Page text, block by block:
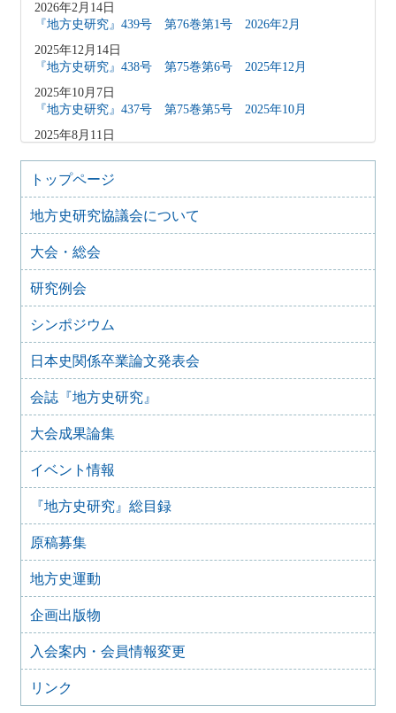
2026年2月14日
『地方史研究』439号 第76巻第1号 2026年2月
2025年12月14日
『地方史研究』438号 第75巻第6号 2025年12月
2025年10月7日
『地方史研究』437号 第75巻第5号 2025年10月
2025年8月11日
2025年8月10日
「原稿募集」を変更致しました
2025年6月9日
『地方史研究』435号 第75巻第3号 2025年6月
2025年4月9日
『地方史研究』434号 第75巻第2号 2025年4月
2025年2月10日
『地方史研究』433号 第75巻第1号 2025年2月
『地方史研究』432号 第74巻第6号 2024年12月
2024年11月21日
『地方史研究』431号 第74巻第5号 2024年10月
2024年11月20日
『地方史研究』430号 第74巻第4号 2024年8月
2024年6月4日
『地方史研究』429号 第75巻第3号 2024年6月
2024年6月4日
『地方史研究』428号 第74巻第2号 2024年4月
2024年6月4日
『地方史研究』427号 第74巻第1号 2024年2月
『地方史研究』426号 第73巻第6号 2023年12月
2023年12月24日
『地方史研究』425号 第73巻第5号 2023年10月
2023年8月15日
『地方史研究』424号 第73巻第4号 2023年8月
トップページ
地方史研究協議会について
大会・総会
研究例会
シンポジウム
日本史関係卒業論文発表会
会誌『地方史研究』
大会成果論集
イベント情報
『地方史研究』総目録
原稿募集
地方史運動
企画出版物
入会案内・会員情報変更
リンク